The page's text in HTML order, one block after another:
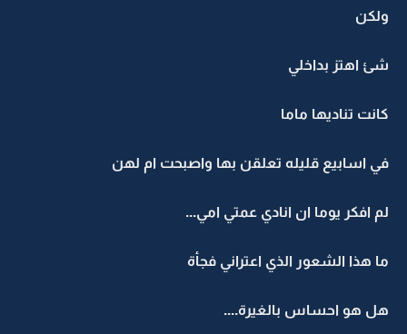
ولكن
شئ اهتز بداخلي
كانت تناديها ماما
في اسابيع قليله تعلقن بها واصبحت ام لهن
لم افكر يوما ان انادي عمتي امي...
ما هذا الشعور الذي اعتراني فجأة
هل هو احساس بالغيرة....